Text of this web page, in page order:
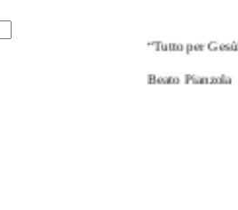
“Tutto per
Beato Pianzola